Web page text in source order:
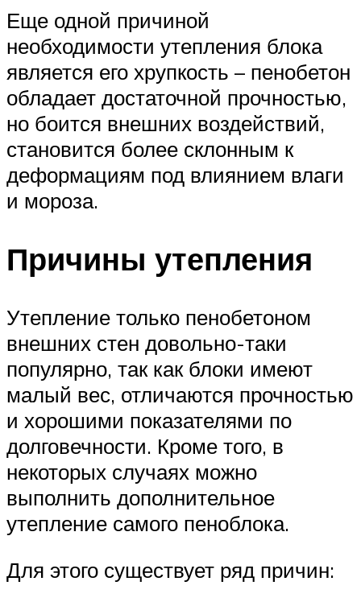
Еще одной причиной
необходимости утепления блока
является его хрупкость – пенобетон
обладает достаточной прочностью,
но боится внешних воздействий,
становится более склонным к
деформациям под влиянием влаги
и мороза.
Причины утепления
Утепление только пенобетоном
внешних стен довольно-таки
популярно, так как блоки имеют
малый вес, отличаются прочностью
и хорошими показателями по
долговечности. Кроме того, в
некоторых случаях можно
выполнить дополнительное
утепление самого пеноблока.
Для этого существует ряд причин: